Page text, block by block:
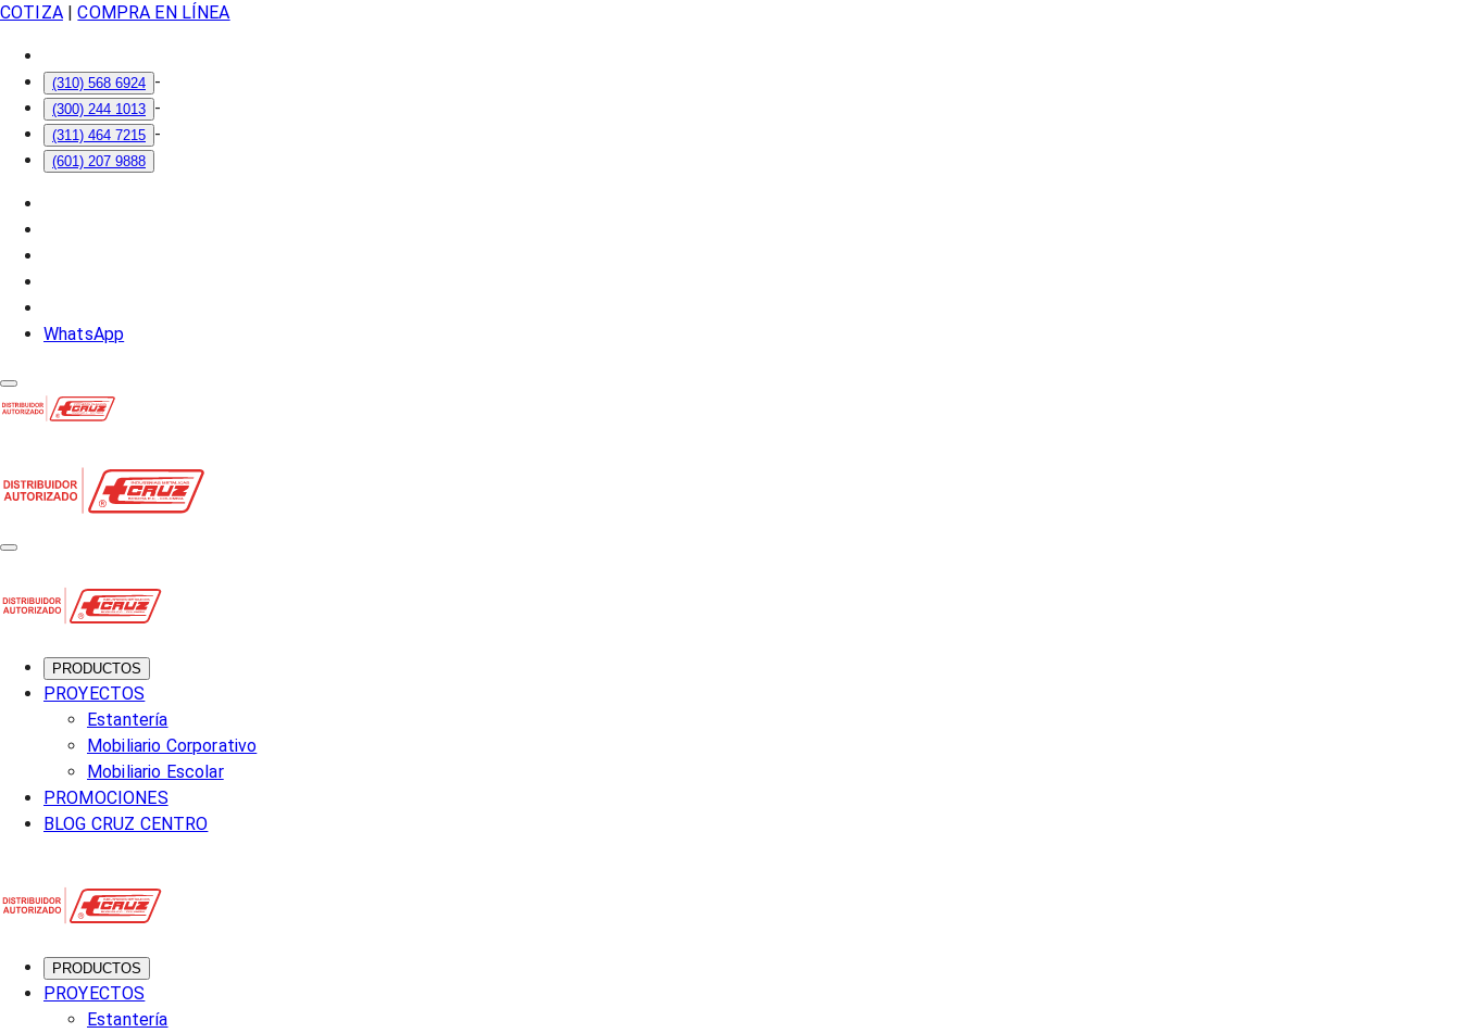
COTIZA| COMPRA EN LÍNEA
(310) 568 6924 -
(300) 244 1013 -
(311) 464 7215 -
(601) 207 9888
WhatsApp
PRODUCTOS
PROYECTOS
Estantería
Mobiliario Corporativo
Mobiliario Escolar
PROMOCIONES
BLOG CRUZ CENTRO
PRODUCTOS
PROYECTOS
Estantería